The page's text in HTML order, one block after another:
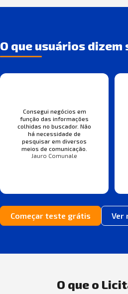
O que usuários
Consegui negócios em
função das informações
colhidas no buscador. Não
há necessidade de
pesquisar em diversos
meios de comunicação.
Jauro Comunale
Começar teste grátis Ver
O que o